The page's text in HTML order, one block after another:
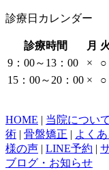
診療日カレンダー
診療時間 月
9：00～13：00
× ○
15：00～20：00 × ○
HOME | 当院について
術 | 骨盤矯正 | よく
様の声 | LINE予約 |
ブログ・お知らせ